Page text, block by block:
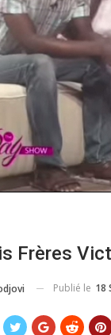
Frères
Publié le 18